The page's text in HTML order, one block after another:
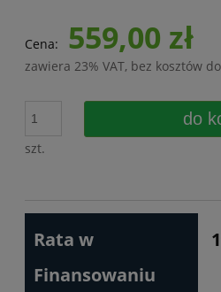
Cena: 559,00 zł
zawiera 23% VAT, bez kosztów
szt.
do
Rata w
Finansowaniu